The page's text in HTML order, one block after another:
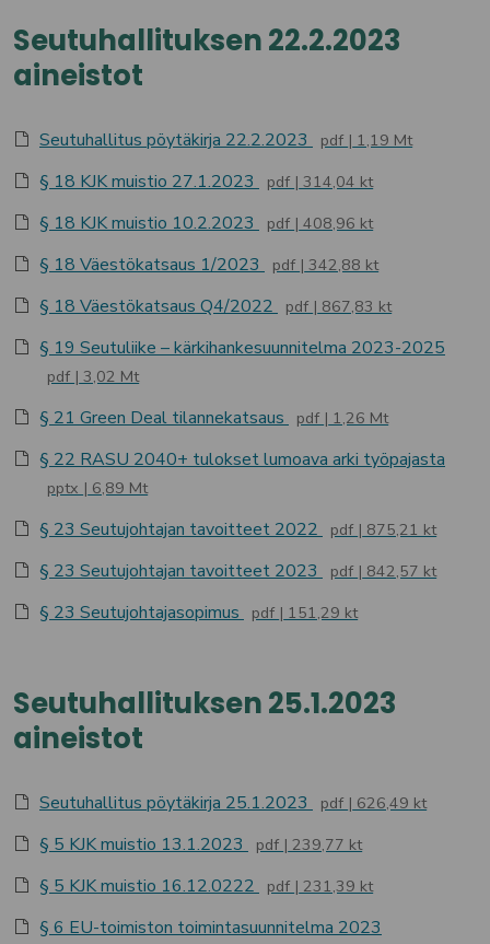
Seutuhallituksen 22.2.2023
aineistot
Seutuhallitus pöytäkirja 22.2.2023 pdf 1,19 Mt
§ 18 KJK muistio 27.1.2023 pdf 314,04 kt
§ 18 KJK muistio 10.2.2023 pdf 408,96 kt
§ 18 Väestökatsaus 1/2023 pdf 342,88 kt
§ 18 Väestökatsaus Q4/2022 pdf 867,83 kt
§ 19 Seutuliike – kärkihankesuunnitelma 2023-2025
pdf 3,02 Mt
§ 21 Green Deal tilannekatsaus pdf 1,26 Mt
§ 22 RASU 2040+ tulokset lumoava arki työpajasta
pptx 6,89 Mt
§ 23 Seutujohtajan tavoitteet 2022 pdf 875,21 kt
§ 23 Seutujohtajan tavoitteet 2023 pdf 842,57 kt
§ 23 Seutujohtajasopimus pdf 151,29 kt
Seutuhallituksen 25.1.2023
aineistot
Seutuhallitus pöytäkirja 25.1.2023 pdf 626,49 kt
§ 5 KJK muistio 13.1.2023 pdf 239,77 kt
§ 5 KJK muistio 16.12.0222 pdf 231,39 kt
§ 6 EU-toimiston toimintasuunnitelma 2023